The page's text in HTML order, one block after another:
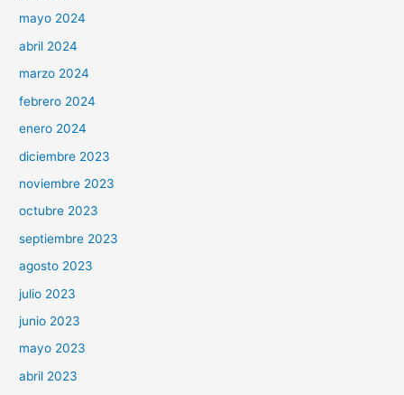
mayo 2024
abril 2024
marzo 2024
febrero 2024
enero 2024
diciembre 2023
noviembre 2023
octubre 2023
septiembre 2023
agosto 2023
julio 2023
junio 2023
mayo 2023
abril 2023